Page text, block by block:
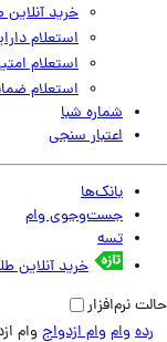
خرید آنلاین طلا
استعلام
استعلام امتیاز
استعلام
شماره شبا
اعتبار سنجی
بانک‌ها
جست‌وجوی وام
تسه
خرید آنلاین طلا
وام وام ازدواجوام